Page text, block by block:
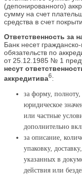
(депонированного)
сумму на счет
средства в счет
Ответственность за
Банк несет
обязательств по
от 25.12.1985 № 1
несут
аккредитива6:
за форму,
юридическое
или частные
дополнительно
за описание,
упаковку,
указанных в
действия или